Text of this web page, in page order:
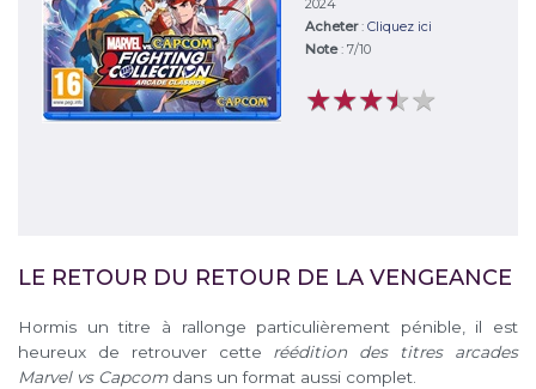
2024
Acheter: Cliquez ici
Note: 7/10
★★★★★
★★★★★
LE RETOUR DU RETOUR DE LA VENGEANCE
Hormis un titre à rallonge particulièrement pénible, il est
heureux de retrouver cette réédition des titres arcades
Marvel vs Capcomdans un format aussi complet.